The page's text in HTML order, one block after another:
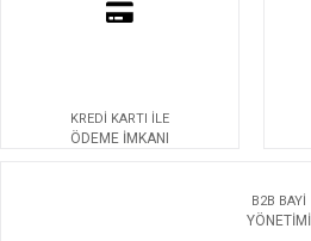
KREDİ KARTI İLE
ÖDEME İMKANI
B2B BAYİ
YÖNETİMİ